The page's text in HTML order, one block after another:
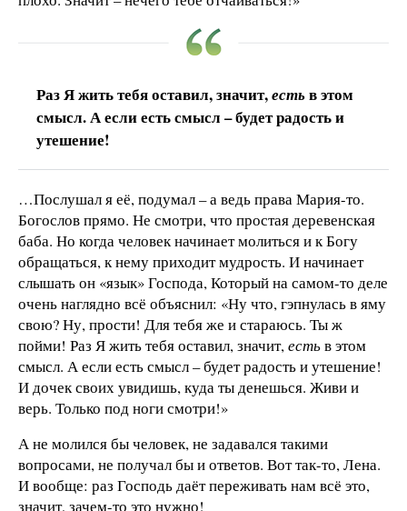
Раз Я жить тебя оставил, значит,естьв этом
смысл. А если есть смысл – будет радость и
утешение!
…Послушал я её, подумал – а ведь права Мария-то.
Богослов прямо. Не смотри, что простая деревенская
баба. Но когда человек начинает молиться и к Богу
обращаться, к нему приходит мудрость. И начинает
слышать он «язык» Господа, Который на самом-то деле
очень наглядно всё объяснил: «Ну что, гэпнулась в яму
свою? Ну, прости! Для тебя же и стараюсь. Ты ж
пойми! Раз Я жить тебя оставил, значит,естьв этом
смысл. А если есть смысл – будет радость и утешение!
И дочек своих увидишь, куда ты денешься. Живи и
верь. Только под ноги смотри!»
А не молился бы человек, не задавался такими
вопросами, не получал бы и ответов. Вот так-то, Лена.
И вообще: раз Господь даёт переживать нам всё это,
значит, зачем-то это нужно!